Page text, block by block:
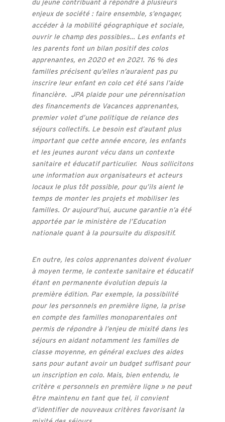
du jeune contribuant à répondre à plusieurs
enjeux de société : faire ensemble, s’engager,
accéder à la mobilité géographique et sociale,
ouvrir le champ des possibles… Les enfants et
les parents font un bilan positif des colos
apprenantes, en 2020 et en 2021. 76 % des
familles précisent qu’elles n’auraient pas pu
inscrire leur enfant en colo cet été sans l’aide
financière. JPA plaide pour une pérennisation
des financements de Vacances apprenantes,
premier volet d’une politique de relance des
séjours collectifs. Le besoin est d’autant plus
important que cette année encore, les enfants
et les jeunes auront vécu dans un contexte
sanitaire et éducatif particulier. Nous sollicitons
une information aux organisateurs et acteurs
locaux le plus tôt possible, pour qu’ils aient le
temps de monter les projets et mobiliser les
familles. Or aujourd’hui, aucune garantie n’a été
apportée par le ministère de l’Education
nationale quant à la poursuite du dispositif.
En outre, les colos apprenantes doivent évoluer
à moyen terme, le contexte sanitaire et éducatif
étant en permanente évolution depuis la
première édition. Par exemple, la possibilité
pour les personnels en première ligne, la prise
en compte des familles monoparentales ont
permis de répondre à l’enjeu de mixité dans les
séjours en aidant notamment les familles de
classe moyenne, en général exclues des aides
sans pour autant avoir un budget suffisant pour
un inscription en colo. Mais, bien entendu, le
critère « personnels en première ligne » ne peut
être maintenu en tant que tel, il convient
d’identifier de nouveaux critères favorisant la